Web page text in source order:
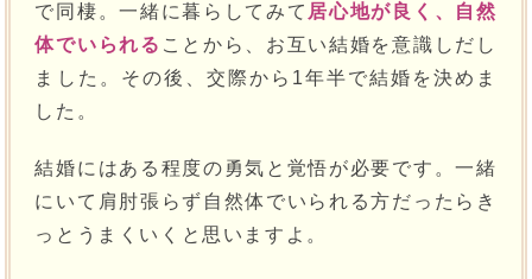
で同棲。一緒に暮らしてみて 居心地が良く、自然
体でいられる ことから、お互い結婚を意識しだし
ました。その後、交際から1年半で結婚を決めま
した。
結婚にはある程度の勇気と覚悟が必要です。一緒
にいて肩肘張らず自然体でいられる方だったらき
っとうまくいくと思いますよ。